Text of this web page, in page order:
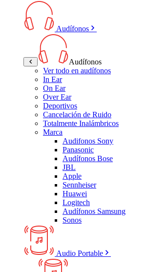
Audífonos
Audífonos
Ver todo en audífonos
In Ear
On Ear
Over Ear
Deportivos
Cancelación de Ruido
Totalmente Inalámbricos
Marca
Audifonos Sony
Panasonic
Audífonos Bose
JBL
Apple
Sennheiser
Huawei
Logitech
Audífonos Samsung
Sonos
Audio Portable